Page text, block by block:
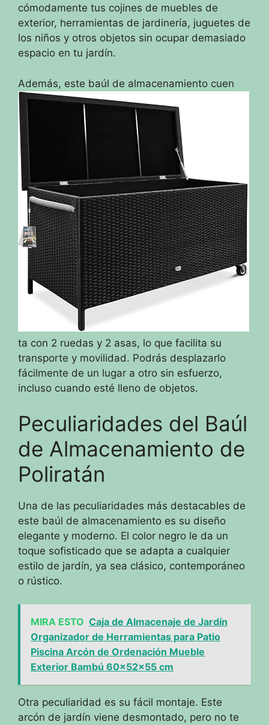
cómodamente tus cojines de muebles de
exterior, herramientas de jardinería, juguetes de
los niños y otros objetos sin ocupar demasiado
espacio en tu jardín.
Además, este baúl de almacenamiento cuen
ta con 2 ruedas y 2 asas, lo que facilita su
transporte y movilidad. Podrás desplazarlo
fácilmente de un lugar a otro sin esfuerzo,
incluso cuando esté lleno de objetos.
Peculiaridades del Baúl
de Almacenamiento de
Poliratán
Una de las peculiaridades más destacables de
este baúl de almacenamiento es su diseño
elegante y moderno. El color negro le da un
toque sofisticado que se adapta a cualquier
estilo de jardín, ya sea clásico, contemporáneo
o rústico.
MIRA ESTO Caja de Almacenaje de Jardín
Organizador de Herramientas para Patio
Piscina Arcón de Ordenación Mueble
Exterior Bambú 60x52x55 cm
Otra peculiaridad es su fácil montaje. Este
arcón de jardín viene desmontado, pero no te